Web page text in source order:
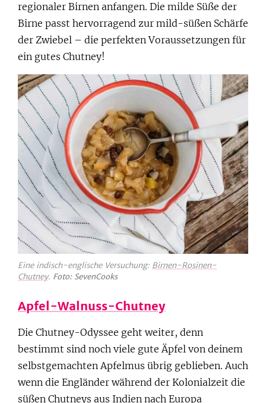
regionaler Birnen anfangen. Die milde Süße der
Birne passt hervorragend zur mild-süßen Schärfe
der Zwiebel – die perfekten Voraussetzungen für
ein gutes Chutney!
Eine indisch-englische Versuchung: Birnen-Rosinen-
Chutney. Foto: SevenCooks
Apfel-Walnuss-Chutney
Die Chutney-Odyssee geht weiter, denn
bestimmt sind noch viele gute Äpfel von deinem
selbstgemachten Apfelmus übrig geblieben. Auch
wenn die Engländer während der Kolonialzeit die
süßen Chutneys aus Indien nach Europa